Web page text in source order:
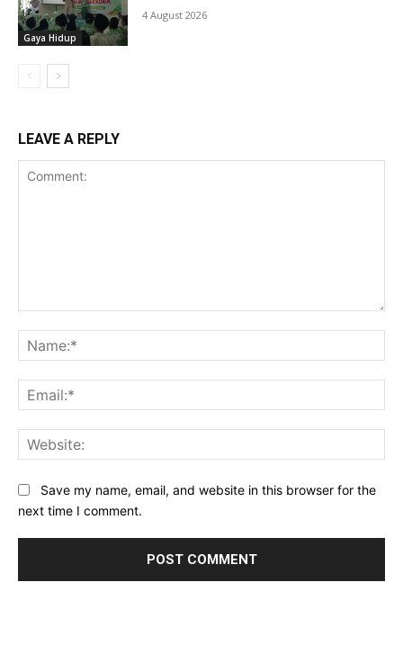
Gaya Hidup
4 August 2026
LEAVE A REPLY
Save my name, email, and website in this browser for the
next time I comment.